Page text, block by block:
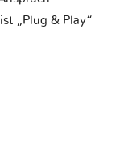
„Plug & Play“